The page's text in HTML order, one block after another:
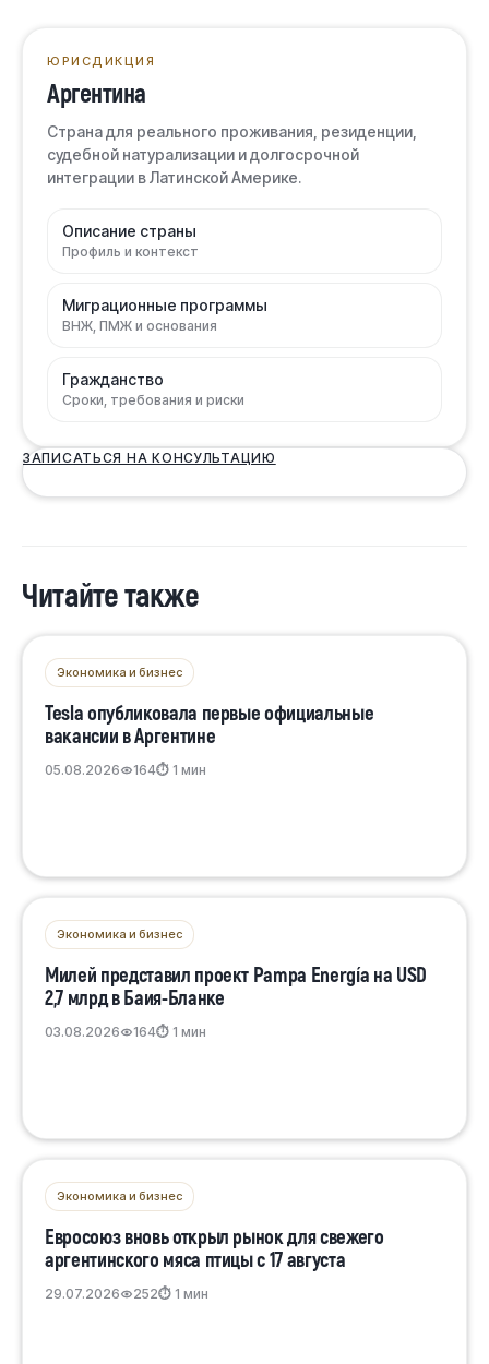
ЮРИСДИКЦИЯ
Аргентина
Страна для реального проживания, резиденции,
судебной натурализации и долгосрочной
интеграции в Латинской Америке.
Описание страны
Профиль и контекст
Миграционные программы
ВНЖ, ПМЖ и основания
Гражданство
Сроки, требования и риски
ЗАПИСАТЬСЯ НА КОНСУЛЬТАЦИЮ
Читайте также
Экономика и бизнес
Tesla опубликовала первые официальные
вакансии в Аргентине
05.08.2026 164⏱ 1 мин
Экономика и бизнес
Милей представил проект Pampa Energía на USD
2,7 млрд в Баия-Бланке
03.08.2026 164⏱ 1 мин
Экономика и бизнес
Евросоюз вновь открыл рынок для свежего
аргентинского мяса птицы с 17 августа
29.07.2026 252⏱ 1 мин